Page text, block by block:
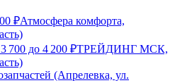
₽Атмосфера комфорта,
3 700 до 4 200 ₽ТРЕЙДИНГ МСК,
(Апрелевка, ул.